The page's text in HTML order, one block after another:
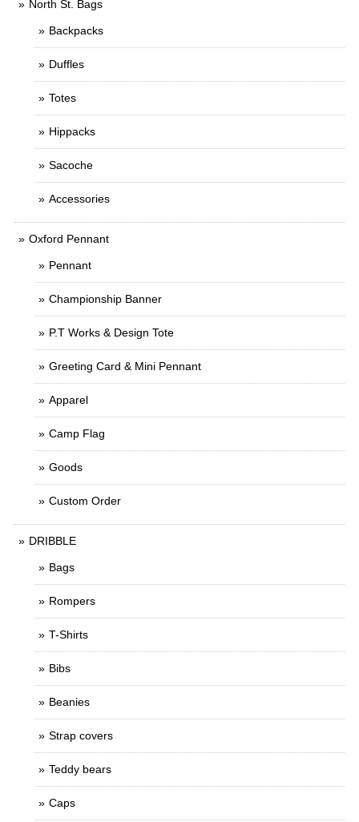
North St. Bags
Backpacks
Duffles
Totes
Hippacks
Sacoche
Accessories
Oxford Pennant
Pennant
Championship Banner
P.T Works & Design Tote
Greeting Card & Mini Pennant
Apparel
Camp Flag
Goods
Custom Order
DRIBBLE
Bags
Rompers
T-Shirts
Bibs
Beanies
Strap covers
Teddy bears
Caps